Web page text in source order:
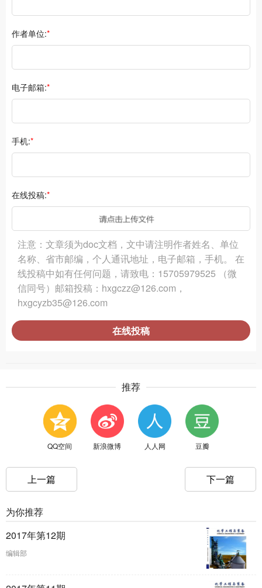
作者单位:*
电子邮箱:*
手机:*
在线投稿:*
注意：文章须为doc文档，文中请注明作者姓名、单位
名称、省市邮编，个人通讯地址，电子邮箱，手机。 在
线投稿中如有任何问题，请致电：15705979525 （微
信同号）邮箱投稿：hxgczz@126.com，
hxgcyzb35@126.com
在线投稿
推荐
QQ空间 新浪微博 人人网 豆瓣
上一篇 下一篇
为你推荐
2017年第12期
编辑部